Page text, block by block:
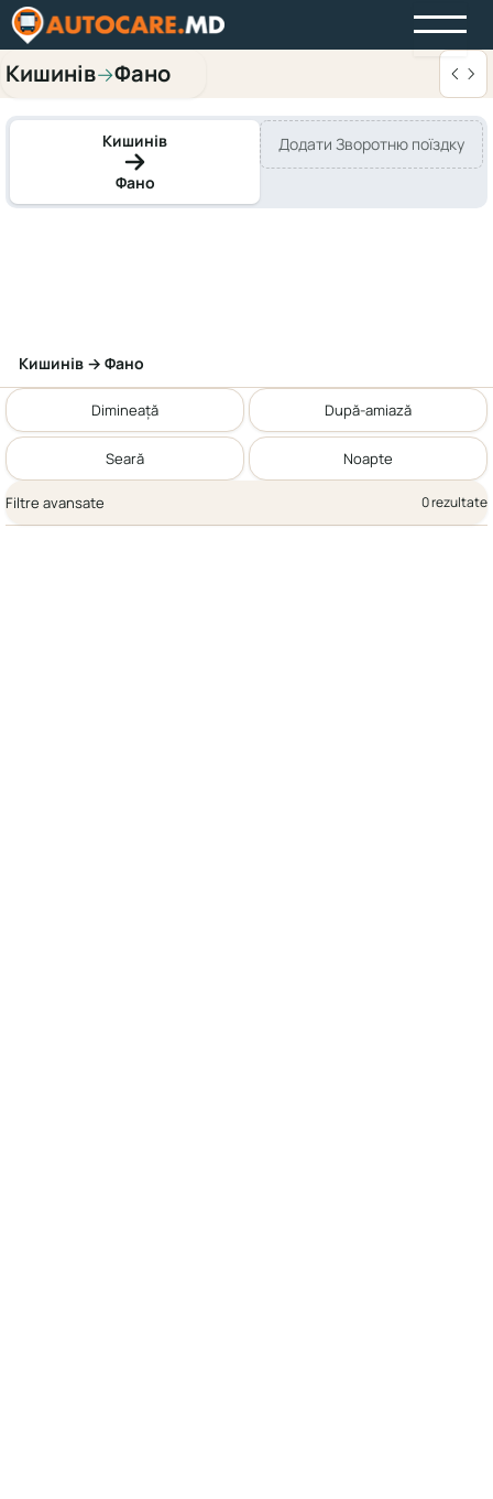
Кишинів→Фано
Кишинів
Фано
Додати Зворотню поїздку
Кишинів → Фано
Dimineață După-amiază
Seară Noapte
Filtre avansate 0 rezultate